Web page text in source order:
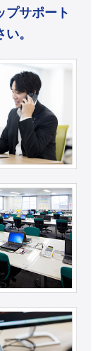
プサポート
。